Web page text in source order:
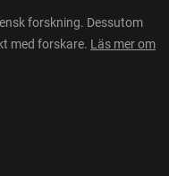
forskning. Dessutom
med forskare. Läs mer om